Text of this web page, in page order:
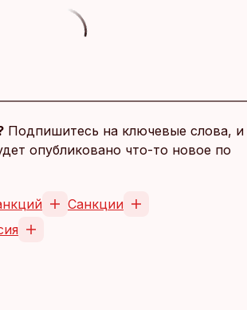
Подпишитесь на ключевые слова,
опубликовано что-то новое по
Санкции